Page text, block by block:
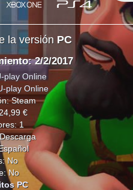
la versión PC
2/2/2017
play Online
play Online
Steam
€
1
No
No
PC